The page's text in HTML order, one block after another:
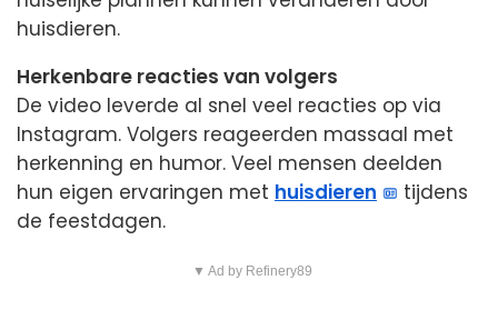
huisdieren.
Herkenbare reacties van volgers
De video leverde al snel veel reacties op via
Instagram. Volgers reageerden massaal met
herkenning en humor. Veel mensen deelden
hun eigen ervaringen met huisdieren
tijdens
de feestdagen.
▼ Ad by Refinery89